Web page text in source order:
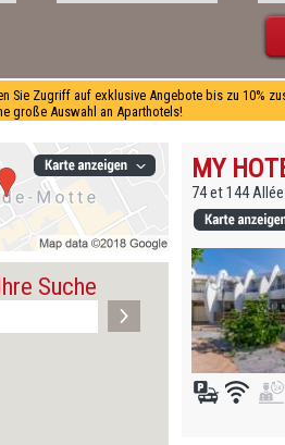
Sie Zugriff auf exklusive Angebote bis zu 10%
große Auswahl an Aparthotels!
Suche
MY
74 et 144